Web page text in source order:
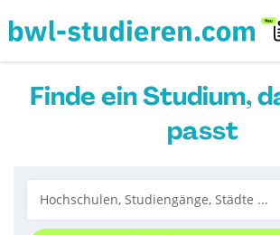
Finde ein Studium,
passt